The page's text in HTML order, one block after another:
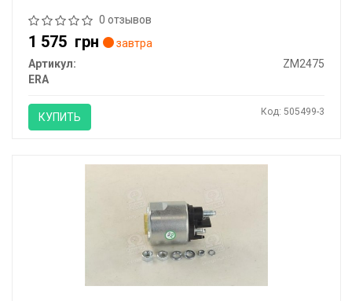
0 отзывов
1 575 грн
завтра
Артикул:
ZM2475
ERA
КУПИТЬ Код: 505499-3